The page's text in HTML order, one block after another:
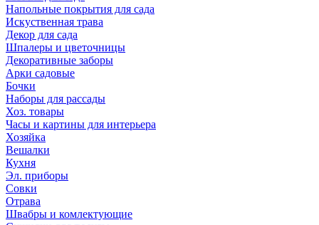
Напольные покрытия для сада
Искуственная трава
Декор для сада
Шпалеры и цветочницы
Декоративные заборы
Арки садовые
Бочки
Наборы для рассады
Хоз. товары
Часы и картины для интерьера
Хозяйка
Вешалки
Кухня
Эл. приборы
Совки
Отрава
Швабры и комлектующие